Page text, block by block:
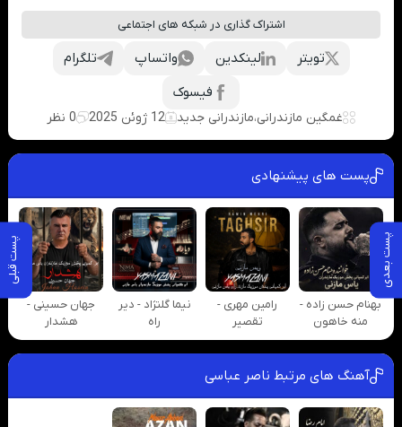
پست بعدی پست قبلی
اشتراک گذاری در شبکه های اجتماعی
تلگرام واتساپ لینکدین
تویتر
فیسوک
غمگین مازندرانی،مازندرانی جدید 12 ژوئن 2025 0 نظر
پست های پیشنهادی
بهنام حسن زاده -
منه خاهون
رامین مهری -
تقصیر
نیما گلنژاد - دیر
راه
جهان حسینی -
هشدار
آهنگ های مرتبط ناصر عباسی